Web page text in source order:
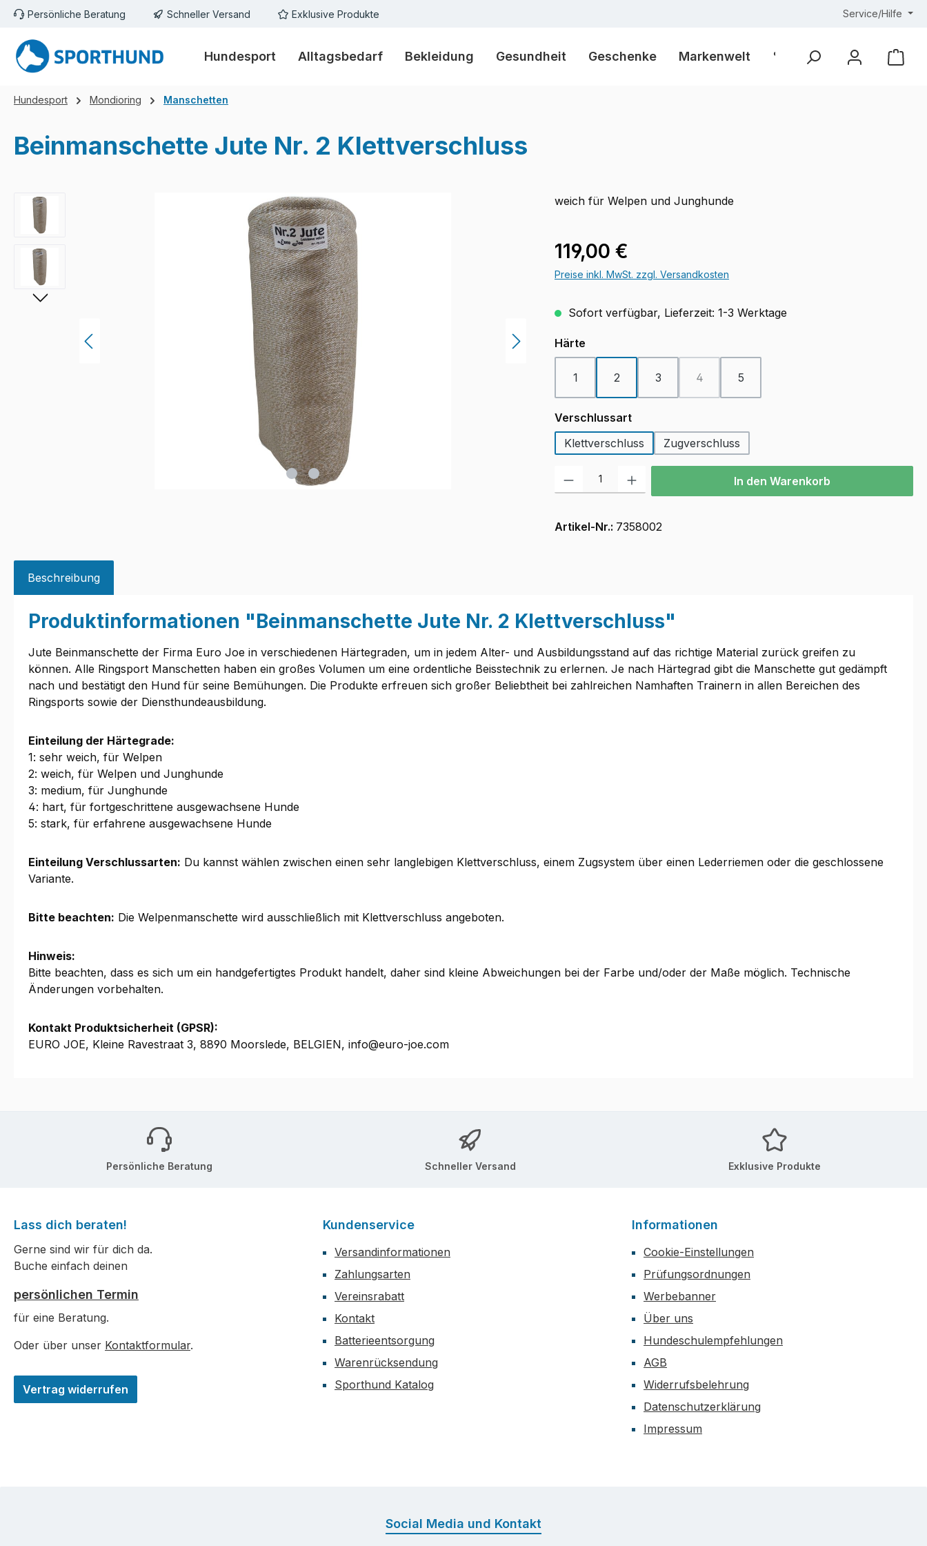
Hauptinhalt springen
Zur Suche springen
Zur Hauptnavigation springen
Persönliche Beratung Schneller Versand Exklusive Produkte Service/Hilfe
Hundesport Alltagsbedarf Bekleidung Gesundheit Geschenke Markenwelt % Outlet %
Hundesport Mondioring Manschetten
Beinmanschette Jute Nr. 2 Klettverschluss
Bildergalerie überspringen weich für Welpen und Junghunde
Regulärer Preis:
119,00 €
Preise inkl. MwSt. zzgl. Versandkosten
Sofort verfügbar, Lieferzeit: 1-3 Werktage
Härte
1 2 3 4
(Diese Option ist zurzeit nicht verfügbar.)
5
Verschlussartauswählen
Klettverschluss
Zugverschluss
Produkt Anzahl: Gib den gewünschten Wert ein oder benutze die Schaltflächen
In den Warenkorb
Artikel-Nr.: 7358002
Beschreibung
Produktinformationen "Beinmanschette Jute Nr. 2 Klettverschluss"
Jute Beinmanschette der Firma Euro Joe in verschiedenen Härtegraden, um in jedem Alter- und Ausbildungsstand auf das richtige Material zurück greifen zu
können. Alle Ringsport Manschetten haben ein großes Volumen um eine ordentliche Beisstechnik zu erlernen. Je nach Härtegrad gibt die Manschette gut gedämpft
nach und bestätigt den Hund für seine Bemühungen. Die Produkte erfreuen sich großer Beliebtheit bei zahlreichen Namhaften Trainern in allen Bereichen des
Ringsports sowie der Diensthundeausbildung.
Einteilung der Härtegrade:
1: sehr weich, für Welpen
2: weich, für Welpen und Junghunde
3: medium, für Junghunde
4: hart, für fortgeschrittene ausgewachsene Hunde
5: stark, für erfahrene ausgewachsene Hunde
Einteilung Verschlussarten: Du kannst wählen zwischen einen sehr langlebigen Klettverschluss, einem Zugsystem über einen Lederriemen oder die geschlossene
Variante.
Bitte beachten: Die Welpenmanschette wird ausschließlich mit Klettverschluss angeboten.
Hinweis:
Bitte beachten, dass es sich um ein handgefertigtes Produkt handelt, daher sind kleine Abweichungen bei der Farbe und/oder der Maße möglich. Technische
Änderungen vorbehalten.
Kontakt Produktsicherheit (GPSR):
EURO JOE, Kleine Ravestraat 3, 8890 Moorslede, BELGIEN, info@euro-joe.com
Persönliche Beratung Schneller Versand Exklusive Produkte
Lass dich beraten!
Gerne sind wir für dich da.
Buche einfach deinen
persönlichen Termin
für eine Beratung.
Oder über unser Kontaktformular.
Vertrag widerrufen
Kundenservice
Versandinformationen
Zahlungsarten
Vereinsrabatt
Kontakt
Batterieentsorgung
Warenrücksendung
Sporthund Katalog
Informationen
Cookie-Einstellungen
Prüfungsordnungen
Werbebanner
Über uns
Hundeschulempfehlungen
AGB
Widerrufsbelehrung
Datenschutzerklärung
Impressum
Social Media und Kontakt